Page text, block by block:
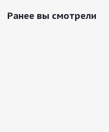
Ранее вы смотрели